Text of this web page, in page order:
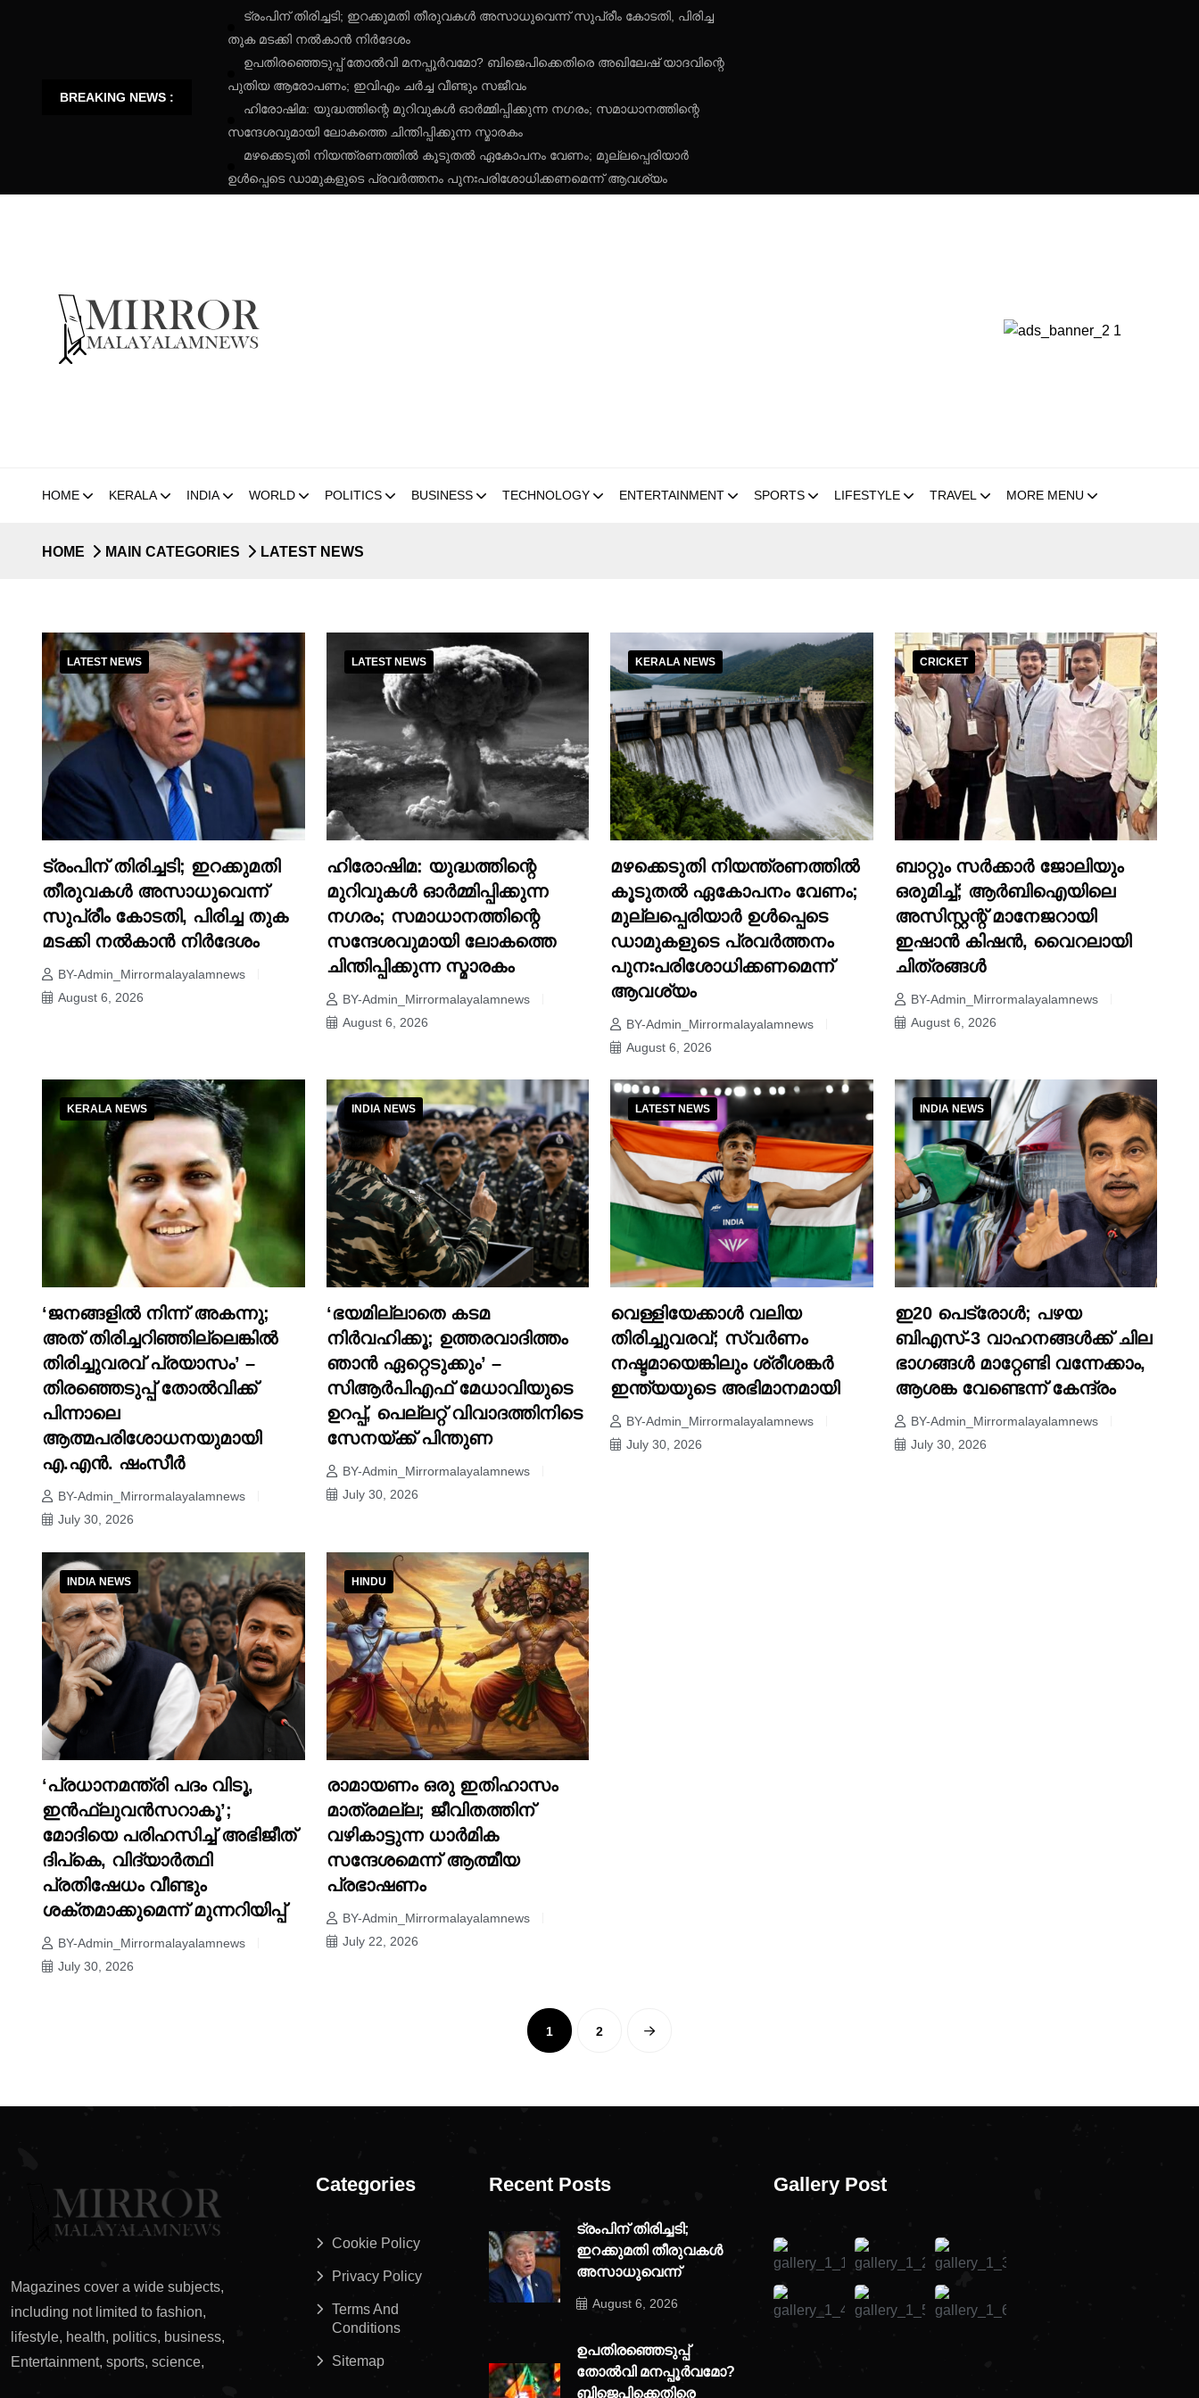
BREAKING NEWS :
ട്രംപിന് തിരിച്ചടി; ഇറക്കുമതി തീരുവകൾ അസാധുവെന്ന് സുപ്രീം കോടതി, പിരിച്ച
തുക മടക്കി നൽകാൻ നിർദേശം
ഉപതിരഞ്ഞെടുപ്പ് തോൽവി മനപ്പൂർവമോ? ബിജെപിക്കെതിരെ അഖിലേഷ് യാദവിന്റെ
പുതിയ ആരോപണം; ഇവിഎം ചർച്ച വീണ്ടും സജീവം
ഹിരോഷിമ: യുദ്ധത്തിന്റെ മുറിവുകൾ ഓർമ്മിപ്പിക്കുന്ന നഗരം; സമാധാനത്തിന്റെ
സന്ദേശവുമായി ലോകത്തെ ചിന്തിപ്പിക്കുന്ന സ്മാരകം
മഴക്കെടുതി നിയന്ത്രണത്തിൽ കൂടുതൽ ഏകോപനം വേണം; മുല്ലപ്പെരിയാർ
ഉൾപ്പെടെ ഡാമുകളുടെ പ്രവർത്തനം പുനഃപരിശോധിക്കണമെന്ന് ആവശ്യം
HOME KERALA INDIA WORLD POLITICS BUSINESS TECHNOLOGY ENTERTAINMENT SPORTS LIFESTYLE TRAVEL MORE MENU
HOME MAIN CATEGORIES LATEST NEWS
LATEST NEWS
ട്രംപിന് തിരിച്ചടി; ഇറക്കുമതി
തീരുവകൾ അസാധുവെന്ന്
സുപ്രീം കോടതി, പിരിച്ച തുക
മടക്കി നൽകാൻ നിർദേശം
BY-Admin_Mirrormalayalamnews
August 6, 2026
LATEST NEWS
ഹിരോഷിമ: യുദ്ധത്തിന്റെ
മുറിവുകൾ ഓർമ്മിപ്പിക്കുന്ന
നഗരം; സമാധാനത്തിന്റെ
സന്ദേശവുമായി ലോകത്തെ
ചിന്തിപ്പിക്കുന്ന സ്മാരകം
BY-Admin_Mirrormalayalamnews
August 6, 2026
KERALA NEWS
മഴക്കെടുതി നിയന്ത്രണത്തിൽ
കൂടുതൽ ഏകോപനം വേണം;
മുല്ലപ്പെരിയാർ ഉൾപ്പെടെ
ഡാമുകളുടെ പ്രവർത്തനം
പുനഃപരിശോധിക്കണമെന്ന്
ആവശ്യം
BY-Admin_Mirrormalayalamnews
August 6, 2026
CRICKET
ബാറ്റും സർക്കാർ ജോലിയും
ഒരുമിച്ച്; ആർബിഐയിലെ
അസിസ്റ്റന്റ് മാനേജറായി
ഇഷാൻ കിഷൻ, വൈറലായി
ചിത്രങ്ങൾ
BY-Admin_Mirrormalayalamnews
August 6, 2026
KERALA NEWS
‘ജനങ്ങളിൽ നിന്ന് അകന്നു;
അത് തിരിച്ചറിഞ്ഞില്ലെങ്കിൽ
തിരിച്ചുവരവ് പ്രയാസം’ –
തിരഞ്ഞെടുപ്പ് തോൽവിക്ക്
പിന്നാലെ
ആത്മപരിശോധനയുമായി
എ.എൻ. ഷംസീർ
BY-Admin_Mirrormalayalamnews
July 30, 2026
INDIA NEWS
‘ഭയമില്ലാതെ കടമ
നിർവഹിക്കൂ; ഉത്തരവാദിത്തം
ഞാൻ ഏറ്റെടുക്കും’ –
സിആർപിഎഫ് മേധാവിയുടെ
ഉറപ്പ്, പെല്ലറ്റ് വിവാദത്തിനിടെ
സേനയ്ക്ക് പിന്തുണ
BY-Admin_Mirrormalayalamnews
July 30, 2026
LATEST NEWS
വെള്ളിയേക്കാൾ വലിയ
തിരിച്ചുവരവ്; സ്വർണം
നഷ്ടമായെങ്കിലും ശ്രീശങ്കർ
ഇന്ത്യയുടെ അഭിമാനമായി
BY-Admin_Mirrormalayalamnews
July 30, 2026
INDIA NEWS
ഇ20 പെട്രോൾ; പഴയ
ബിഎസ്-3 വാഹനങ്ങൾക്ക് ചില
ഭാഗങ്ങൾ മാറ്റേണ്ടി വന്നേക്കാം,
ആശങ്ക വേണ്ടെന്ന് കേന്ദ്രം
BY-Admin_Mirrormalayalamnews
July 30, 2026
INDIA NEWS
‘പ്രധാനമന്ത്രി പദം വിടൂ,
ഇൻഫ്ലുവൻസറാകൂ’;
മോദിയെ പരിഹസിച്ച് അഭിജീത്
ദിപ്കെ, വിദ്യാർത്ഥി
പ്രതിഷേധം വീണ്ടും
ശക്തമാക്കുമെന്ന് മുന്നറിയിപ്പ്
BY-Admin_Mirrormalayalamnews
July 30, 2026
HINDU
രാമായണം ഒരു ഇതിഹാസം
മാത്രമല്ല; ജീവിതത്തിന്
വഴികാട്ടുന്ന ധാർമിക
സന്ദേശമെന്ന് ആത്മീയ
പ്രഭാഷണം
BY-Admin_Mirrormalayalamnews
July 22, 2026
1 2
Magazines cover a wide subjects,
including not limited to fashion,
lifestyle, health, politics, business,
Entertainment, sports, science,
Categories
Cookie Policy
Privacy Policy
Terms And
Conditions
Sitemap
Recent Posts
ട്രംപിന് തിരിച്ചടി;
ഇറക്കുമതി തീരുവകൾ
അസാധുവെന്ന്
August 6, 2026
ഉപതിരഞ്ഞെടുപ്പ്
തോൽവി മനപ്പൂർവമോ?
ബിജെപിക്കെതിരെ
Gallery Post